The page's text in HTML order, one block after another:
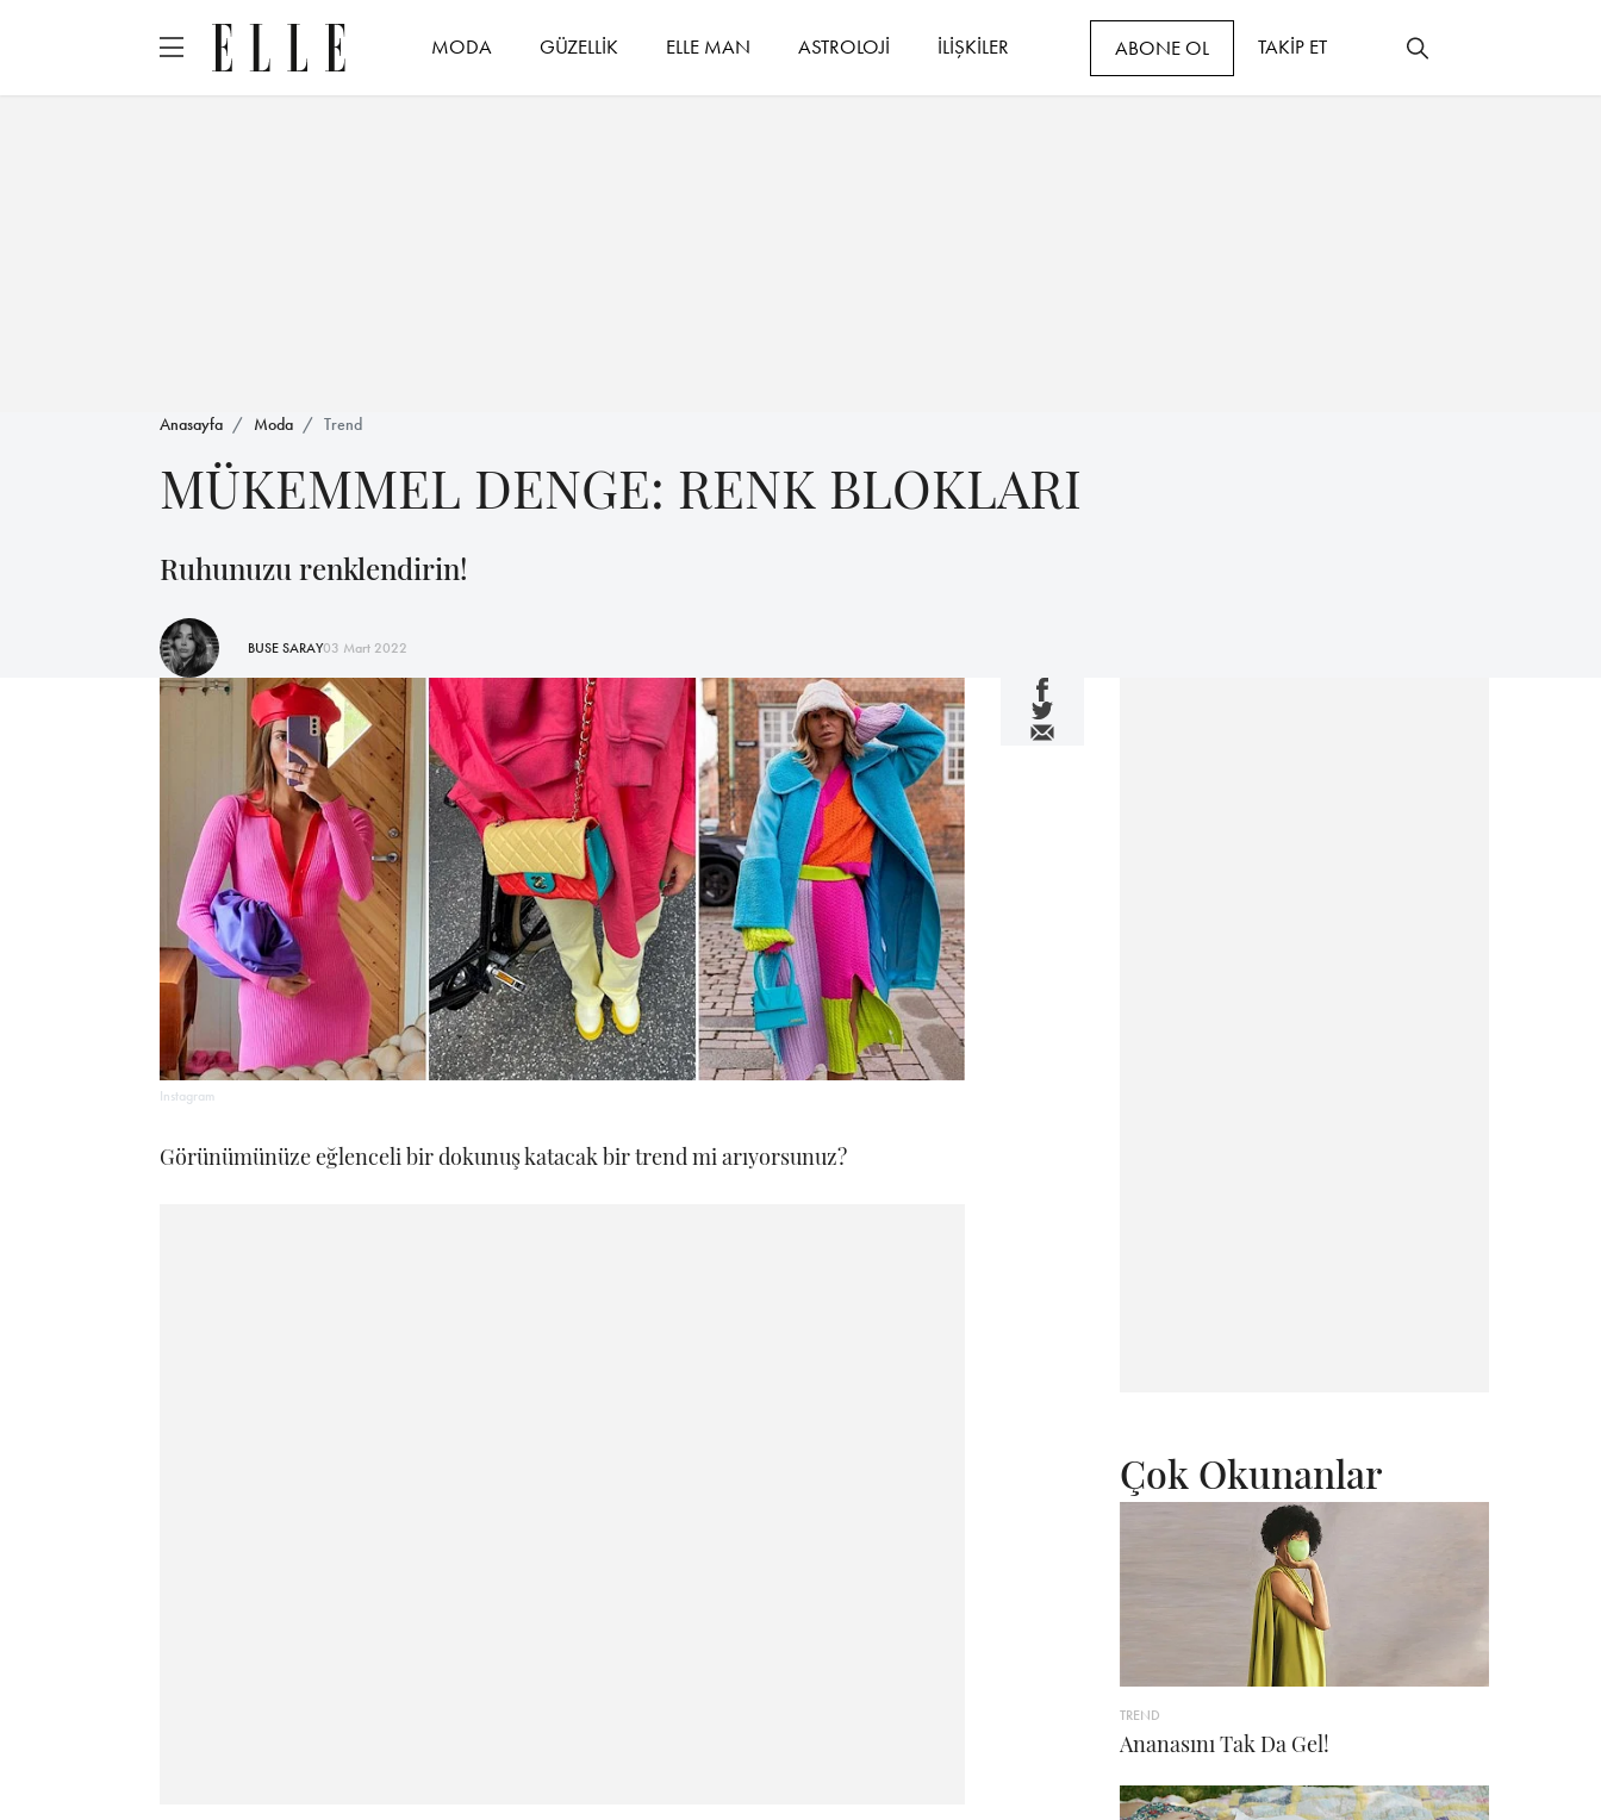
MODA GÜZELLİK ELLE MAN ASTROLOJİ İLİŞKİLER ABONE OL TAKİP ET
Anasayfa Moda Trend
MÜKEMMEL DENGE: RENK BLOKLARI
Ruhunuzu renklendirin!
BUSE SARAY03 Mart 2022
Instagram
Görünümünüze eğlenceli bir dokunuş katacak bir trend mi arıyorsunuz?
Çok Okunanlar
TREND
Ananasını Tak Da Gel!